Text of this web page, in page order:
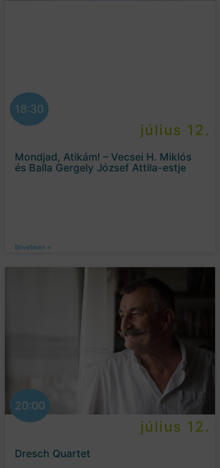
18:30
július 12.
Mondjad, Atikám! – Vecsei H. Miklós
és Balla Gergely József Attila-estje
Bővebben »
20:00
július 12.
Dresch Quartet